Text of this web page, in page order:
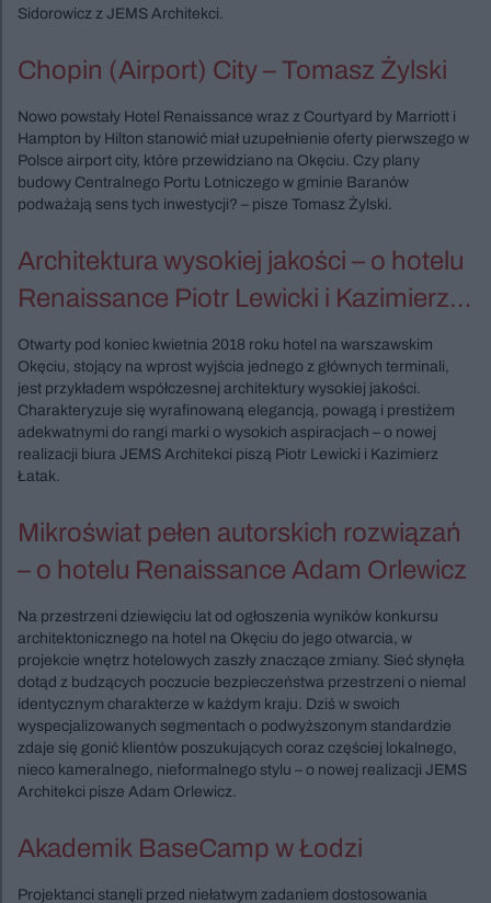
Sidorowicz z JEMS Architekci.
Chopin (Airport) City – Tomasz Żylski
Nowo powstały Hotel Renaissance wraz z Courtyard by Marriott i
Hampton by Hilton stanowić miał uzupełnienie oferty pierwszego w
Polsce airport city, które przewidziano na Okęciu. Czy plany
budowy Centralnego Portu Lotniczego w gminie Baranów
podważają sens tych inwestycji? – pisze Tomasz Żylski.
Architektura wysokiej jakości – o hotelu
Renaissance Piotr Lewicki i Kazimierz
Łatak
Otwarty pod koniec kwietnia 2018 roku hotel na warszawskim
Okęciu, stojący na wprost wyjścia jednego z głównych terminali,
jest przykładem współczesnej architektury wysokiej jakości.
Charakteryzuje się wyrafinowaną elegancją, powagą i prestiżem
adekwatnymi do rangi marki o wysokich aspiracjach – o nowej
realizacji biura JEMS Architekci piszą Piotr Lewicki i Kazimierz
Łatak.
Mikroświat pełen autorskich rozwiązań
– o hotelu Renaissance Adam Orlewicz
Na przestrzeni dziewięciu lat od ogłoszenia wyników konkursu
architektonicznego na hotel na Okęciu do jego otwarcia, w
projekcie wnętrz hotelowych zaszły znaczące zmiany. Sieć słynęła
dotąd z budzących poczucie bezpieczeństwa przestrzeni o niemal
identycznym charakterze w każdym kraju. Dziś w swoich
wyspecjalizowanych segmentach o podwyższonym standardzie
zdaje się gonić klientów poszukujących coraz częściej lokalnego,
nieco kameralnego, nieformalnego stylu – o nowej realizacji JEMS
Architekci pisze Adam Orlewicz.
Akademik BaseCamp w Łodzi
Projektanci stanęli przed niełatwym zadaniem dostosowania